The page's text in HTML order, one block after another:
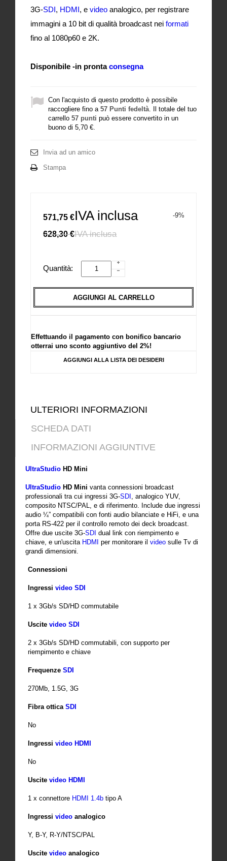
3G-SDI, HDMI, e video analogico, per registrare
immagini a 10 bit di qualità broadcast nei formati
fino al 1080p60 e 2K.
Disponibile -in prontaconsegna
Con l'acquisto di questo prodotto è possibile
raccogliere fino a 57 Punti fedeltà . Il totale del tuo
carrello 57 punti può essere convertito in un
buono di 5,70 €
Invia ad un amico
Stampa
571,75 €IVA inclusa -9%
628,30 €IVA inclusa
Quantità:
AGGIUNGI AL CARRELLO
Effettuando il pagamento con bonifico bancario
otterrai uno sconto aggiuntivo del 2%!
AGGIUNGI ALLA LISTA DEI DESIDERI
ULTERIORI INFORMAZIONI
SCHEDA DATI
INFORMAZIONI AGGIUNTIVE
UltraStudio HD Mini
UltraStudio HD Mini vanta connessioni broadcast
professionali tra cui ingressi 3G-SDI
, analogico YUV,
composito NTSC/PAL, e di riferimento. Include due ingressi
audio ¼” compatibili con fonti audio bilanciate e HiFi, e una
porta RS-422 per il controllo remoto dei deck broadcast.
Offre due uscite 3G-SDI dual link con riempimento e
chiave, e un'uscita HDMI per monitorare il video sulle Tv di
grandi dimensioni.
Connessioni
Ingressi video SDI
1 x 3Gb/s SD/HD commutabile
Uscite video SDI
2 x 3Gb/s SD/HD commutabili, con supporto per
riempimento e chiave
Frequenze SDI
270Mb, 1.5G, 3G
Fibra ottica SDI
No
Ingressi video HDMI
No
Uscite video HDMI
1 x connettore HDMI 1.4b tipo A
Ingressi video analogico
Y, B-Y, R-Y/NTSC/PAL
Uscite video analogico